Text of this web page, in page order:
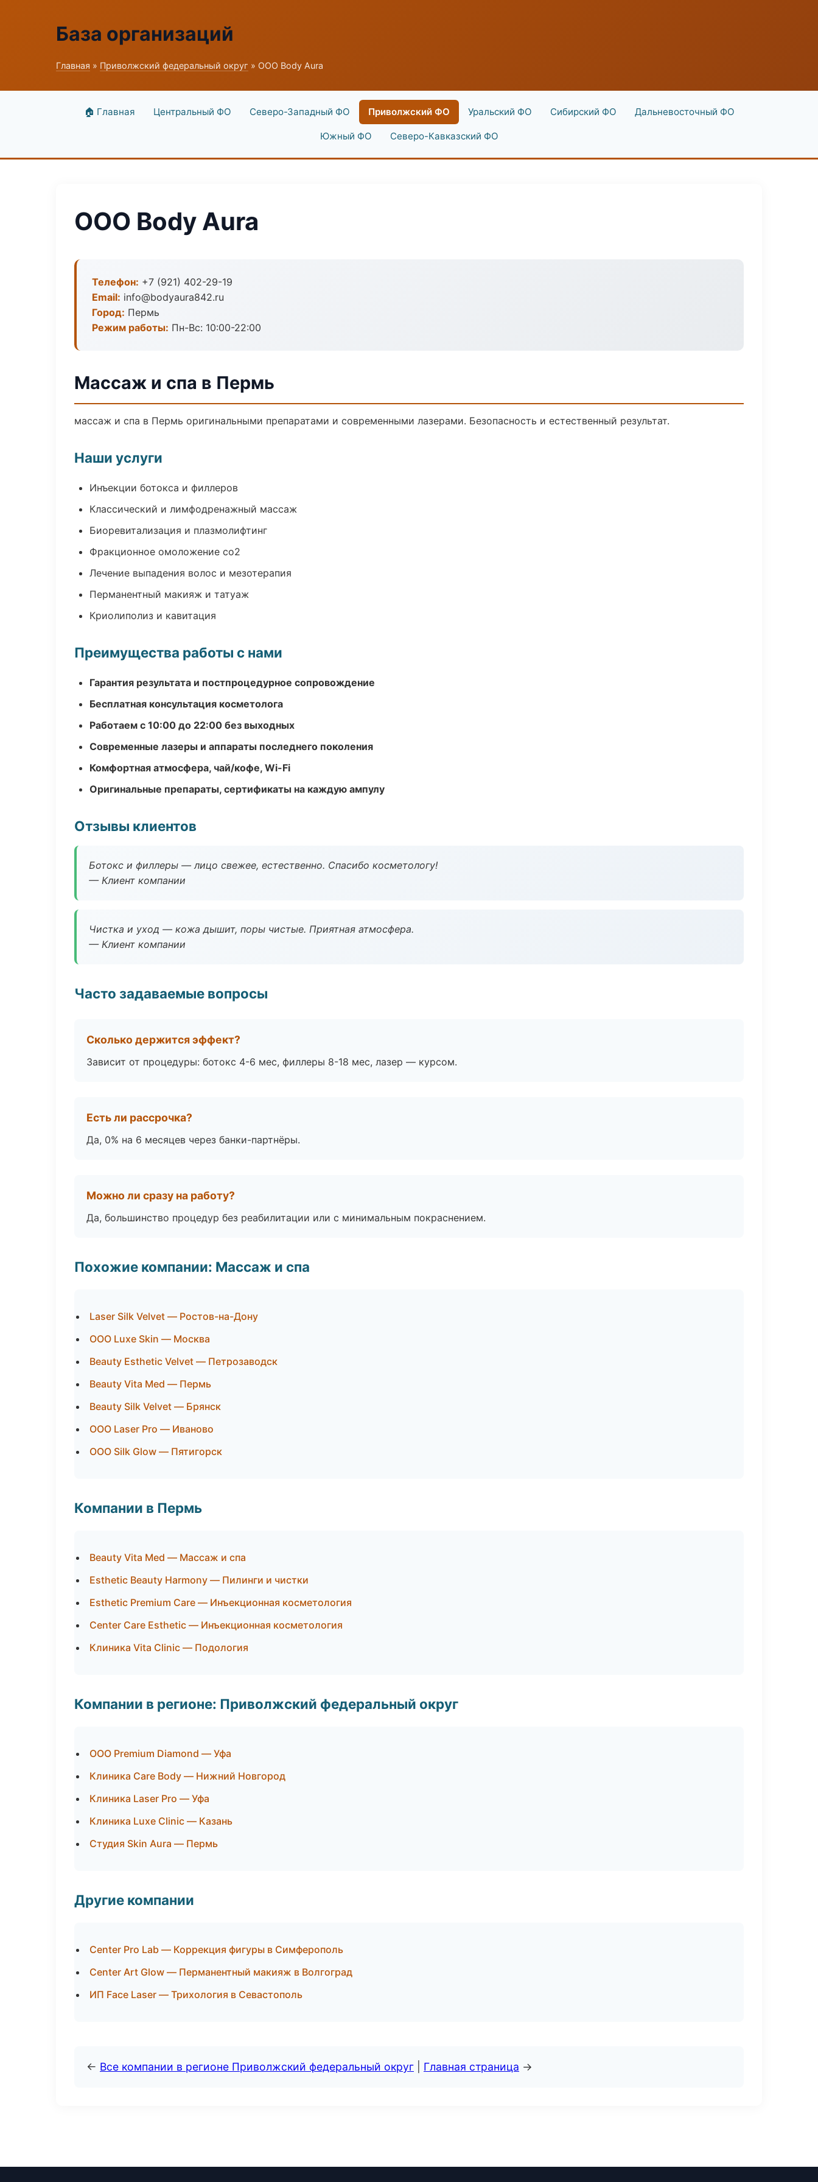
База организаций
Главная » Приволжский федеральный округ » ООО Body Aura
🏠 Главная Центральный ФО Северо-Западный ФО Приволжский ФО Уральский ФО Сибирский ФО Дальневосточный ФО
Южный ФО Северо-Кавказский ФО
ООО Body Aura
Телефон: +7 (921) 402-29-19
Email: info@bodyaura842.ru
Город: Пермь
Режим работы: Пн-Вс: 10:00-22:00
Массаж и спа в Пермь
массаж и спа в Пермь оригинальными препаратами и современными лазерами. Безопасность и естественный результат.
Наши услуги
Инъекции ботокса и филлеров
Классический и лимфодренажный массаж
Биоревитализация и плазмолифтинг
Фракционное омоложение co2
Лечение выпадения волос и мезотерапия
Перманентный макияж и татуаж
Криолиполиз и кавитация
Преимущества работы с нами
Гарантия результата и постпроцедурное сопровождение
Бесплатная консультация косметолога
Работаем с 10:00 до 22:00 без выходных
Современные лазеры и аппараты последнего поколения
Комфортная атмосфера, чай/кофе, Wi-Fi
Оригинальные препараты, сертификаты на каждую ампулу
Отзывы клиентов
Ботокс и филлеры — лицо свежее, естественно. Спасибо косметологу!
— Клиент компании
Чистка и уход — кожа дышит, поры чистые. Приятная атмосфера.
— Клиент компании
Часто задаваемые вопросы
Сколько держится эффект?
Зависит от процедуры: ботокс 4-6 мес, филлеры 8-18 мес, лазер — курсом.
Есть ли рассрочка?
Да, 0% на 6 месяцев через банки-партнёры.
Можно ли сразу на работу?
Да, большинство процедур без реабилитации или с минимальным покраснением.
Похожие компании: Массаж и спа
Laser Silk Velvet — Ростов-на-Дону
ООО Luxe Skin — Москва
Beauty Esthetic Velvet — Петрозаводск
Beauty Vita Med — Пермь
Beauty Silk Velvet — Брянск
ООО Laser Pro — Иваново
ООО Silk Glow — Пятигорск
Компании в Пермь
Beauty Vita Med — Массаж и спа
Esthetic Beauty Harmony — Пилинги и чистки
Esthetic Premium Care — Инъекционная косметология
Center Care Esthetic — Инъекционная косметология
Клиника Vita Clinic — Подология
Компании в регионе: Приволжский федеральный округ
ООО Premium Diamond — Уфа
Клиника Care Body — Нижний Новгород
Клиника Laser Pro — Уфа
Клиника Luxe Clinic — Казань
Студия Skin Aura — Пермь
Другие компании
Center Pro Lab — Коррекция фигуры в Симферополь
Center Art Glow — Перманентный макияж в Волгоград
ИП Face Laser — Трихология в Севастополь
← Все компании в регионе Приволжский федеральный округ Главная страница →